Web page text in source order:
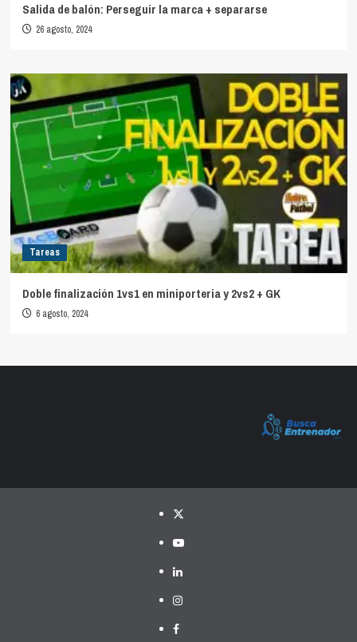
Salida de balón: Perseguir la marca + separarse
26 agosto, 2024
Tareas
Doble finalización 1vs1 en miniporteria y 2vs2 + GK
6 agosto, 2024
Twitter
YouTube
LinkedIn
Instagram
Facebook